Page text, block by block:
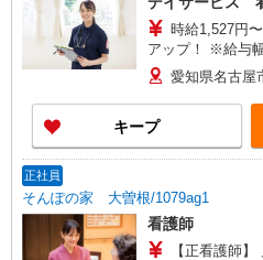
時給1,527円〜2,069円 ★土日
アップ！ ※給与
愛知県名古屋
キープ
正社員
そんぽの家 大曽根/1079ag1
看護師
【正看護師